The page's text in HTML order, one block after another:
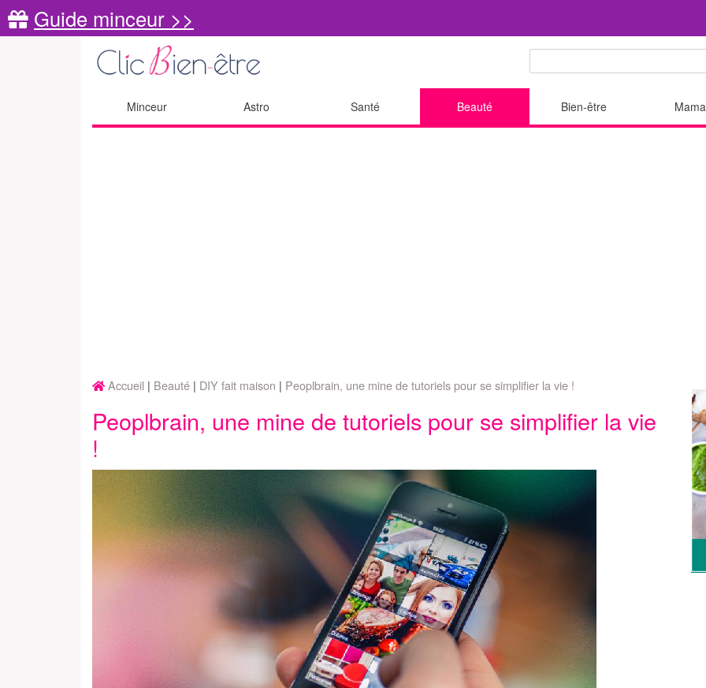
Guide minceur >>
Minceur Astro Santé Beauté Bien-être
Accueil Beauté DIY fait maison Peoplbrain, une mine de tutoriels pour se simplifier la vie !
Peoplbrain, une mine de tutoriels pour se simplifier la vie
!